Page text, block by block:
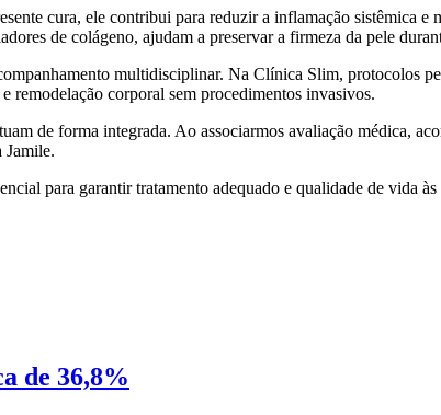
cura, ele contribui para reduzir a inflamação sistêmica
de colágeno, ajudam a preservar a firmeza da pele
multidisciplinar. Na Clínica Slim, protocolos
remodelação corporal sem procedimentos invasivos.
de forma integrada. Ao associarmos avaliação médica,
Jamile.
para garantir tratamento adequado e qualidade de vida às
de 36,8%